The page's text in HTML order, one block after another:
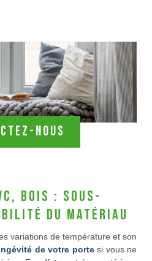
nous
bois : sous-
du matériau
variations de température et son
de votre portesi vous ne